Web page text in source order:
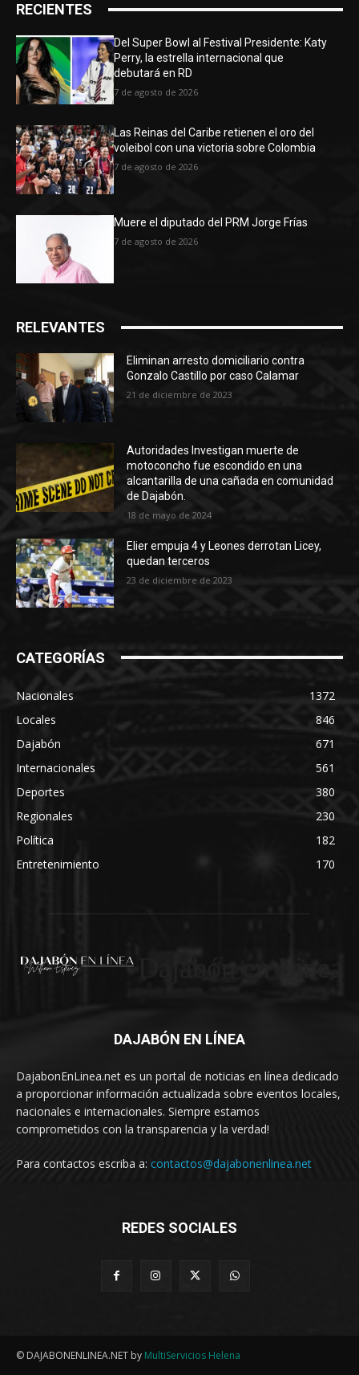
RECIENTES
Del Super Bowl al Festival Presidente: Katy
Perry, la estrella internacional que
debutará en RD
7 de agosto de 2026
Las Reinas del Caribe retienen el oro del
voleibol con una victoria sobre Colombia
7 de agosto de 2026
Muere el diputado del PRM Jorge Frías
7 de agosto de 2026
RELEVANTES
Eliminan arresto domiciliario contra
Gonzalo Castillo por caso Calamar
21 de diciembre de 2023
Autoridades Investigan muerte de
motoconcho fue escondido en una
alcantarilla de una cañada en comunidad
de Dajabón.
18 de mayo de 2024
Elier empuja 4 y Leones derrotan Licey,
quedan terceros
23 de diciembre de 2023
CATEGORÍAS
Nacionales
1372
Locales
846
Dajabón
671
Internacionales
561
Deportes
380
Regionales
230
Política
182
Entretenimiento
170
DAJABÓN EN LÍNEA
DajabonEnLinea.net es un portal de noticias en línea dedicado
a proporcionar información actualizada sobre eventos locales,
nacionales e internacionales. Siempre estamos
comprometidos con la transparencia y la verdad!
Para contactos escriba a: contactos@dajabonenlinea.net
REDES SOCIALES
© DAJABONENLINEA.NET by MultiServicios Helena